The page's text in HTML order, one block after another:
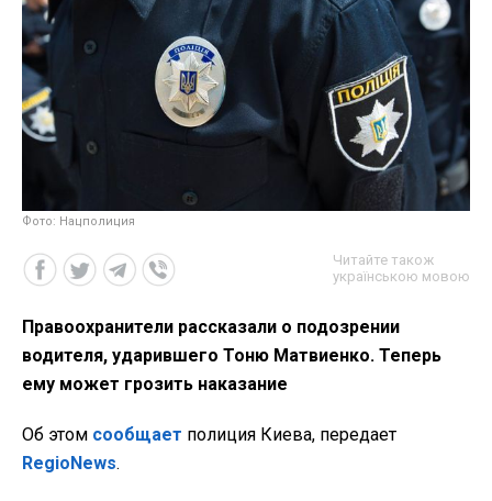
Фото: Нацполиция
Читайте також
українською мовою
Правоохранители рассказали о подозрении
водителя, ударившего Тоню Матвиенко. Теперь
ему может грозить наказание
Об этом сообщает полиция Киева, передает
RegioNews.